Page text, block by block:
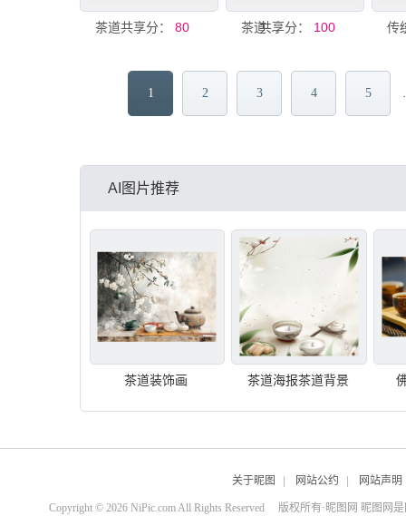
茶道共享分： 80 茶道插画素材
共享分： 100
1 2 3 4 5
AI图片推荐
茶道装饰画 茶道海报茶道背景
关于昵图 | 网站公约 | 网站声明
Copyright © 2026 NiPic.com All Rights Reserved 版权所有·昵图网 昵图网